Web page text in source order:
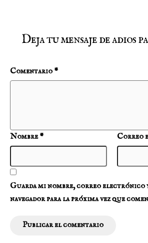
Deja tu mensaje de adios
Comentario*
Nombre* Correo
Guarda mi nombre, correo electrónico y
navegador para la próxima vez que